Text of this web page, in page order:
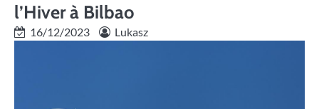
l’Hiver à Bilbao
16/12/2023 Lukasz